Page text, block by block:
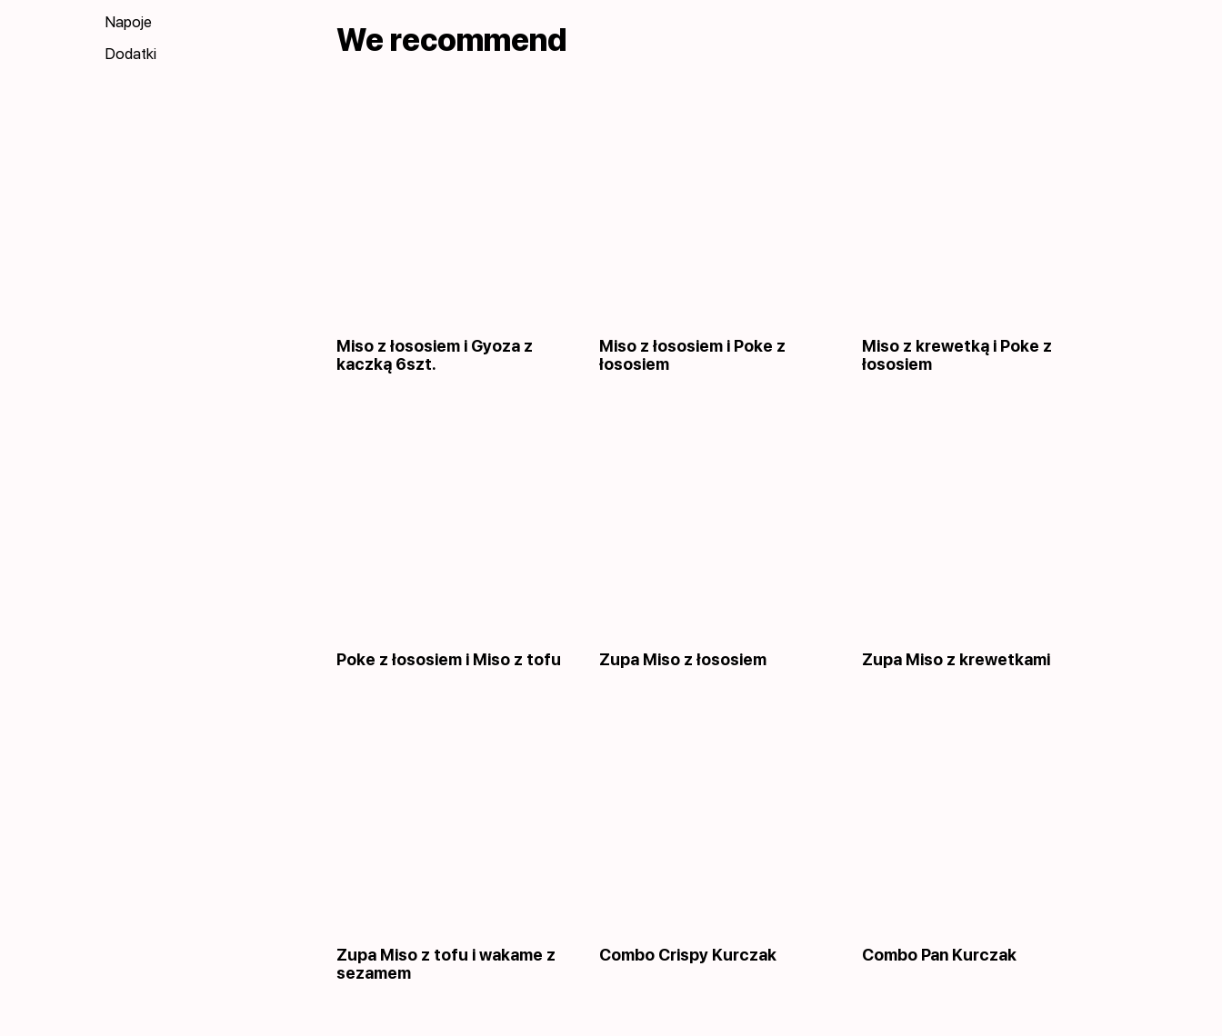
Napoje
Dodatki
We recommend
Miso z łososiem i Gyoza z
kaczką 6szt.
Miso z łososiem i Poke z
łososiem
Miso z krewetką i Poke z
łososiem
Poke z łososiem i Miso z tofu Zupa Miso z łososiem Zupa Miso z krewetkami
Zupa Miso z tofu i wakame z
sezamem
Combo Crispy Kurczak Combo Pan Kurczak